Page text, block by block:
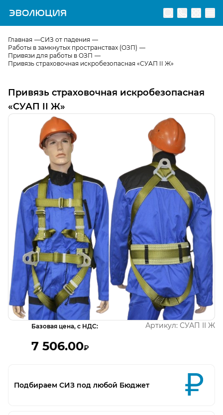
Перейти на главную страницу
Главная
СИЗ от падения
Работы в замкнутых пространствах (ОЗП)
Привязи для работы в ОЗП
Привязь страховочная искробезопасная «СУАП II Ж»
Открыть изображение
Привязь страховочная искробезопасная
«СУАП II Ж»
Базовая цена, с НДС:
7 506.00₽
Артикул: СУАП II Ж
Подбираем СИЗ под любой Бюджет